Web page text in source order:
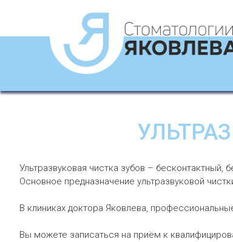
Ультразвуковая чистка зубов –
Основное предназначение ультразвуковой
В клиниках доктора Яковлева,
Вы можете записаться на приём к